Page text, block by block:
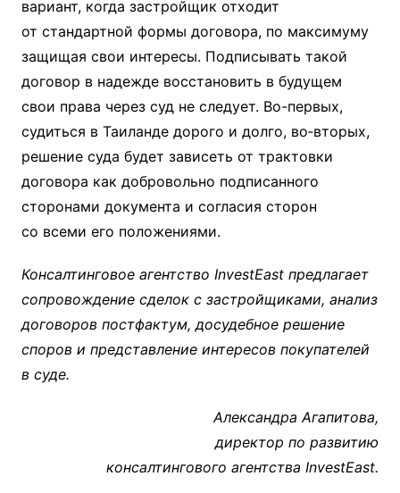
вариант, когда застройщик отходит
от стандартной формы договора, по максимуму
защищая свои интересы. Подписывать такой
договор в надежде восстановить в будущем
свои права через суд не следует. Во-первых,
судиться в Таиланде дорого и долго, во‑вторых,
решение суда будет зависеть от трактовки
договора как добровольно подписанного
сторонами документа и согласия сторон
со всеми его положениями.
Консалтинговое агентство InvestEast предлагает
сопровождение сделок с застройщиками, анализ
договоров постфактум, досудебное решение
споров и представление интересов покупателей
в суде.
Александра Агапитова,
директор по развитию
консалтингового агентства InvestEast.